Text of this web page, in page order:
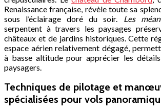
Renaissance française, révèle toute sa
sous l’éclairage doré du soir. Les
serpentent à travers les paysages
châteaux et de jardins historiques. Cette
espace aérien relativement dégagé,
à basse altitude pour apprécier les
paysagers.
Techniques de pilotage et
spécialisées pour vols